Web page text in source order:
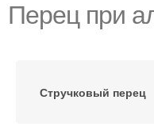
Перец при
Стручковый перец